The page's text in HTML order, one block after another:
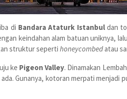
di Bandara Ataturk Istanbul dan
keindahan alam batuan uniknya,
struktur seperti honeycombedatau
ke Pigeon Valley. Dinamakan
Gunanya, kotoran merpati menjadi